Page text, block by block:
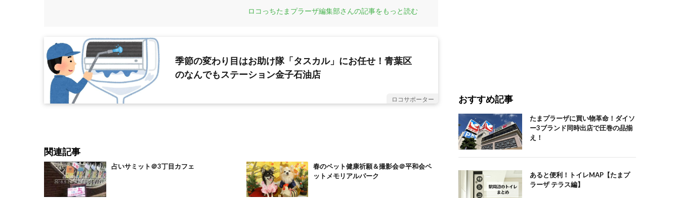
ロコっちたまプラーザ編集部さんの記事をもっと読む
季節の変わり目はお助け隊「タスカル」にお任せ！青葉区
のなんでもステーション金子石油店
ロコサポーター
関連記事
占いサミット＠3丁目カフェ
春のペット健康祈願＆撮影会＠平和会ペ
ットメモリアルパーク
おすすめ記事
たまプラーザに買い物革命！ダイソ
ー3ブランド同時出店で圧巻の品揃
え！
あると便利！トイレMAP【たまプ
ラーザ テラス編】